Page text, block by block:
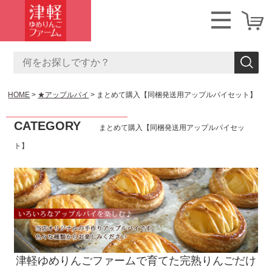
HOME ★アップルパイ まとめて購入【同梱発送用アップルパイセット】
CATEGORY まとめて購入【同梱発送用アップルパイセッ
ト】
津軽ゆめりんごファームで育てた完熟りんごだけ